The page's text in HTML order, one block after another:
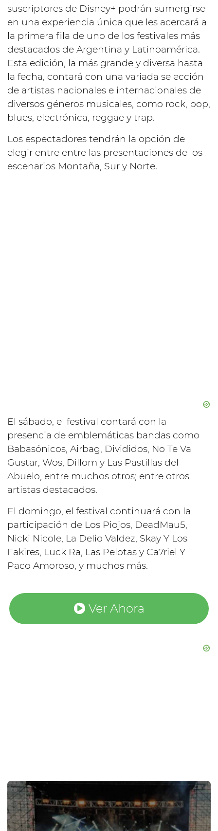
suscriptores de Disney+ podrán sumergirse
en una experiencia única que les acercará a
la primera fila de uno de los festivales más
destacados de Argentina y Latinoamérica.
Esta edición, la más grande y diversa hasta
la fecha, contará con una variada selección
de artistas nacionales e internacionales de
diversos géneros musicales, como rock, pop,
blues, electrónica, reggae y trap.
Los espectadores tendrán la opción de
elegir entre entre las presentaciones de los
escenarios Montaña, Sur y Norte.
El sábado, el festival contará con la
presencia de emblemáticas bandas como
Babasónicos, Airbag, Divididos, No Te Va
Gustar, Wos, Dillom y Las Pastillas del
Abuelo, entre muchos otros; entre otros
artistas destacados.
El domingo, el festival continuará con la
participación de Los Piojos, DeadMau5,
Nicki Nicole, La Delio Valdez, Skay Y Los
Fakires, Luck Ra, Las Pelotas y Ca7riel Y
Paco Amoroso, y muchos más.
Ver Ahora